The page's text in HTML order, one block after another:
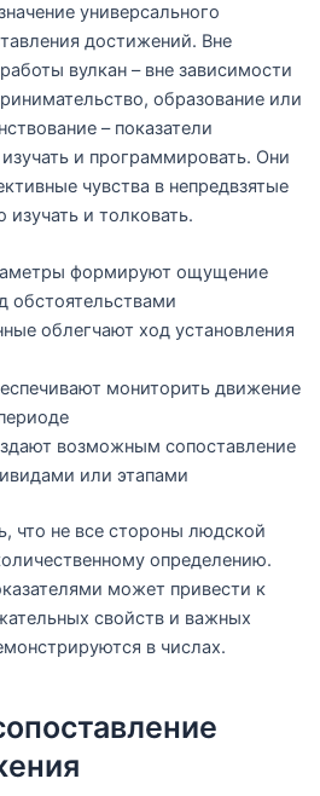
универсального
достижений. Вне
вулкан – вне зависимости
образование или
– показатели
и программировать. Они
чувства в непредвзятые
и толковать.
формируют ощущение
обстоятельствами
облегчают ход установления
мониторить движение
возможным сопоставление
или этапами
что не все стороны людской
определению.
может привести к
свойств и важных
в числах.